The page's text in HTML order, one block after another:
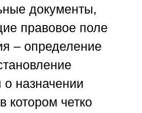
документы,
правовое поле
– определение
о назначении
котором четко